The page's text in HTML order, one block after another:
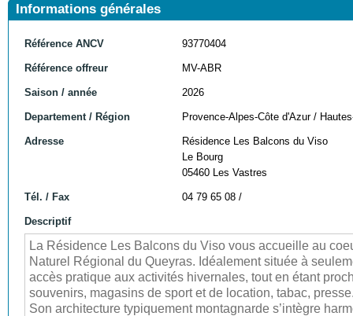
Informations générales
Référence ANCV 93770404
Référence offreur MV-ABR
Saison / année 2026
Departement / Région Provence-Alpes-Côte d'Azur /
Adresse
Résidence Les Balcons du Viso
Le Bourg
05460 Les Vastres
Tél. / Fax 04 79 65 08 /
Descriptif
La Résidence Les Balcons du Viso vous accueille au
Naturel Régional du Queyras. Idéalement située à
accès pratique aux activités hivernales, tout en étant
souvenirs, magasins de sport et de location, tabac,
Son architecture typiquement montagnarde s’intègre